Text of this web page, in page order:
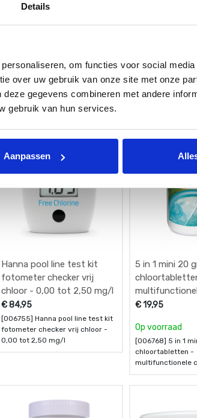
Details
om functies voor social
over uw gebruik van onze site met onze
gegevens combineren met andere
gebruik van hun services.
Aanpassen
€5,95
voor chloor tabletten 200 gram
chloor, pH,
€162,95
(stabilisator) -
testkit
Hanna pool line test kit
fotometer checker vrij
chloor - 0,00 tot 2,50 mg/l
€84,95
[006755] Hanna pool line test kit
fotometer checker vrij chloor -
0,00 tot 2,50 mg/l
5 in 1 mini 20
tabletten - 1
€19,95
Op voorraad
[006768] 5 in 1
chloortabletten -
multifunctionele